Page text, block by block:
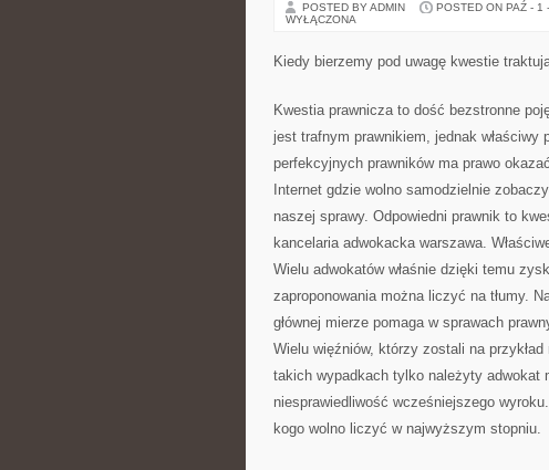
POSTED BY ADMIN POSTED ON PAŹ - 1
WYŁĄCZONA
Kiedy bierzemy pod uwagę kwestie
Kwestia prawnicza to dość bezstronne
jest trafnym prawnikiem, jednak
perfekcyjnych prawników ma prawo
Internet gdzie wolno samodzielnie
naszej sprawy. Odpowiedni prawnik to
kancelaria adwokacka warszawa.
Wielu adwokatów właśnie dzięki temu
zaproponowania można liczyć na tłumy.
głównej mierze pomaga w sprawach
Wielu więźniów, którzy zostali na
takich wypadkach tylko należyty adwokat
niesprawiedliwość wcześniejszego
kogo wolno liczyć w najwyższym stopniu.